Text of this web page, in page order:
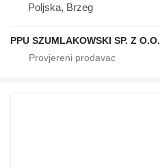
Poljska, Brzeg
PPU SZUMLAKOWSKI SP. Z O.O.